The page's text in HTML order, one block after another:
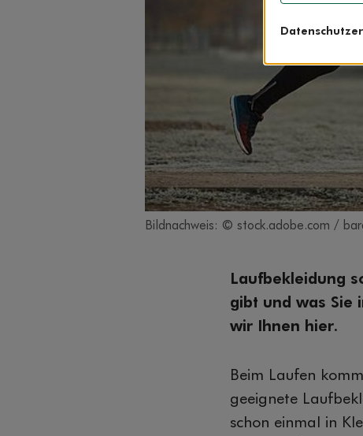
Bildnachweis: © stock.adobe.com /
Laufbekleidung
gibt und was Sie
wir Ihnen hier.
Beim Laufen
geeignete
schon einmal in